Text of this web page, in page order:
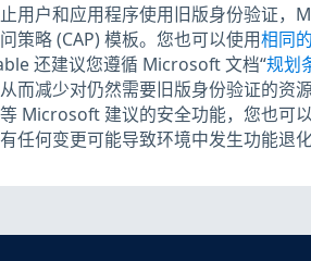
用户和应用程序使用旧版身份验证，
策略 (CAP) 模板。您也可以使用相同
还建议您遵循 Microsoft 文档“规划
而减少对仍然需要旧版身份验证的资
等 Microsoft 建议的安全功能，您也可
任何变更可能导致环境中发生功能退